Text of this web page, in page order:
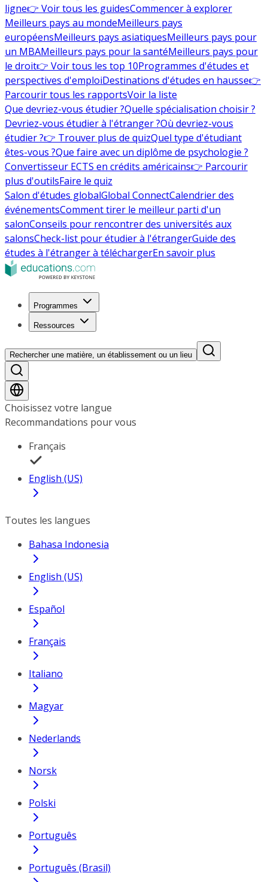
ligne👉 Voir tous les guidesCommencer à explorer
Meilleurs pays au mondeMeilleurs pays
européensMeilleurs pays asiatiquesMeilleurs pays pour
un MBAMeilleurs pays pour la santéMeilleurs pays pour
le droit👉 Voir tous les top 10Programmes d'études et
perspectives d'emploiDestinations d'études en hausse👉
Parcourir tous les rapportsVoir la liste
Que devriez-vous étudier ?Quelle spécialisation choisir ?
Devriez-vous étudier à l'étranger ?Où devriez-vous
étudier ?👉 Trouver plus de quizQuel type d'étudiant
êtes-vous ?Que faire avec un diplôme de psychologie ?
Convertisseur ECTS en crédits américains👉 Parcourir
plus d'outilsFaire le quiz
Salon d'études globalGlobal ConnectCalendrier des
événementsComment tirer le meilleur parti d'un
salonConseils pour rencontrer des universités aux
salonsCheck-list pour étudier à l'étrangerGuide des
études à l'étranger à téléchargerEn savoir plus
Programmes
Ressources
Rechercher une matière, un établissement ou un lieu
Choisissez votre langue
Recommandations pour vous
Français
English (US)
Toutes les langues
Bahasa Indonesia
English (US)
Español
Français
Italiano
Magyar
Nederlands
Norsk
Polski
Português
Português (Brasil)